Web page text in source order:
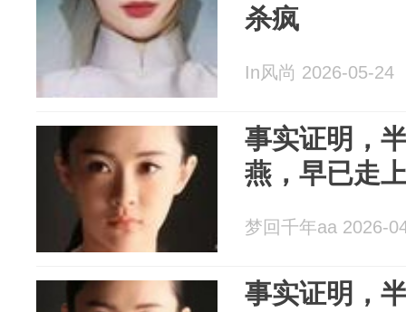
杀疯
In风尚 2026-05-24
事实证明，
燕，早已走
梦回千年aa 2026-
事实证明，